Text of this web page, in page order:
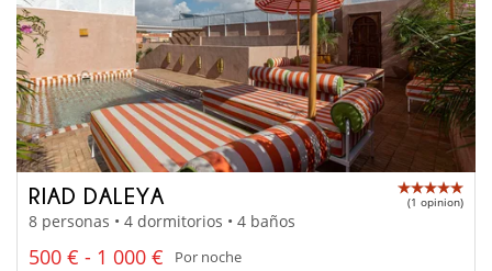
RIAD DALEYA (1 opinion)
8 personas • 4 dormitorios • 4 baños
500 € - 1 000 €
Por noche